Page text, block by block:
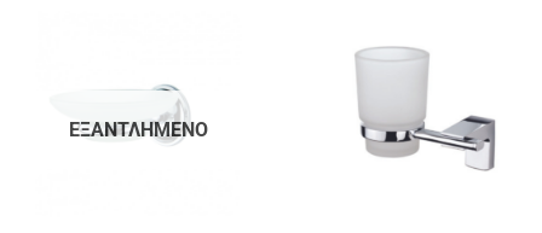
ΕΞΑΝΤΛΗΜΈΝΟ